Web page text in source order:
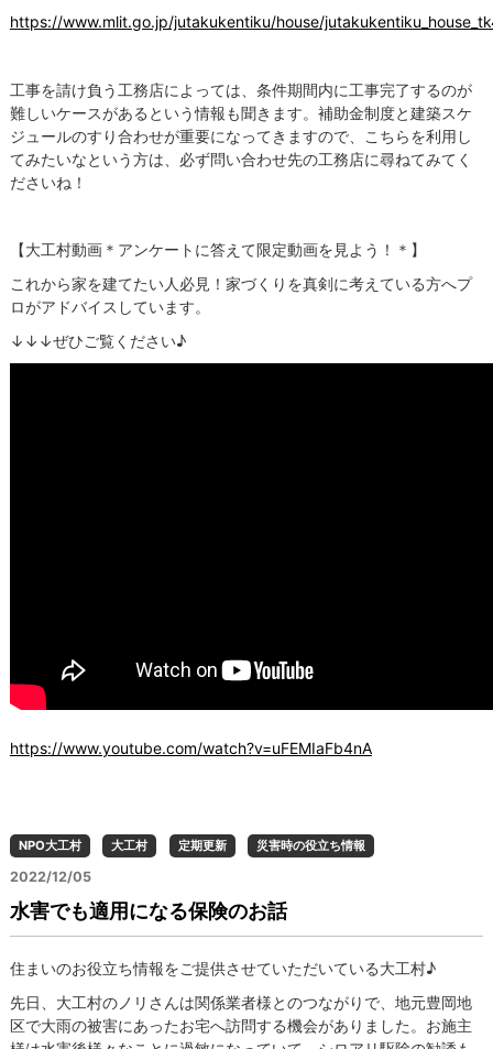
https://www.mlit.go.jp/jutakukentiku/house/
工事を請け負う工務店によっては、条件期間内に工事完了するのが
難しいケースがあるという情報も聞きます。補助金制度と建築スケ
ジュールのすり合わせが重要になってきますので、こちらを利用し
てみたいなという方は、必ず問い合わせ先の工務店に尋ねてみてく
ださいね！
【大工村動画＊アンケートに答えて限定動画を見よう！＊】
これから家を建てたい人必見！家づくりを真剣に考えている方へプ
ロがアドバイスしています。
↓↓↓ぜひご覧ください♪
https://www.youtube.com/watch?v=uFEMIaFb4nA
NPO大工村 大工村 定期更新 災害時の役立ち情報
2022/12/05
水害でも適用になる保険のお話
住まいのお役立ち情報をご提供させていただいている大工村♪
先日、大工村のノリさんは関係業者様とのつながりで、地元豊岡地
区で大雨の被害にあったお宅へ訪問する機会がありました。お施主